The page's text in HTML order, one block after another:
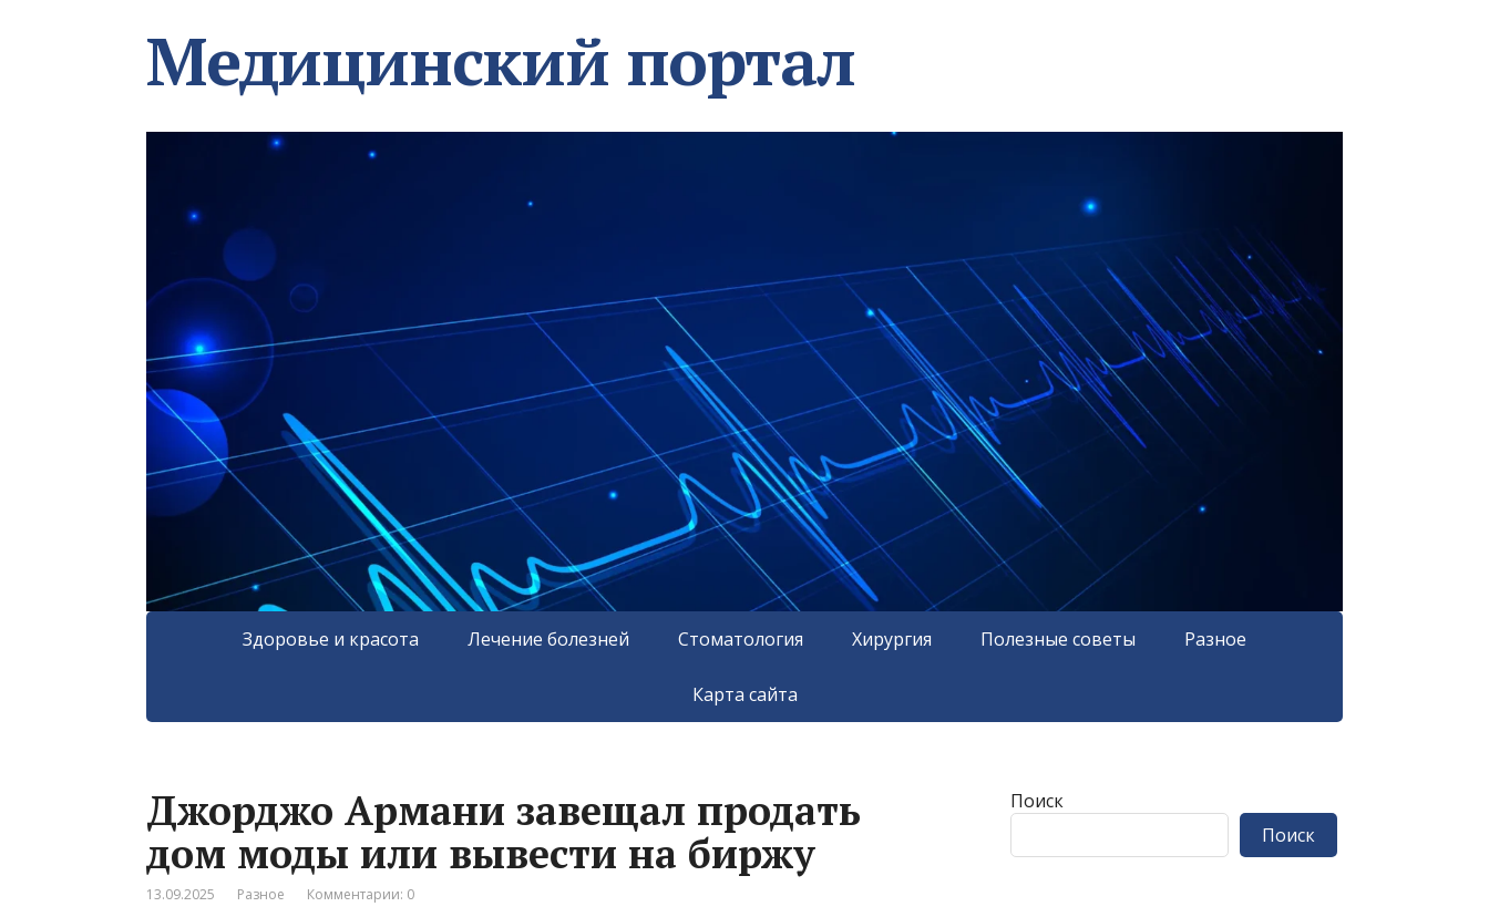
Медицинский портал
Здоровье и красота Лечение болезней Стоматология Хирургия Полезные советы Разное
Карта сайта
Джорджо Армани завещал продать
дом моды или вывести на биржу
13.09.2025 Разное Комментарии: 0
Поиск
Поиск